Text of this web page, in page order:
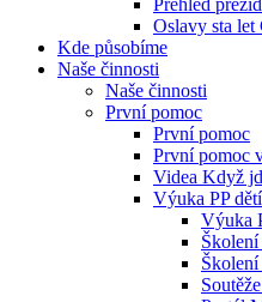
Přehled
Oslavy sta
Kde působíme
Naše činnosti
Naše činnosti
První pomoc
První pomoc
První pomoc
Videa Když
Výuka PP
Výuka